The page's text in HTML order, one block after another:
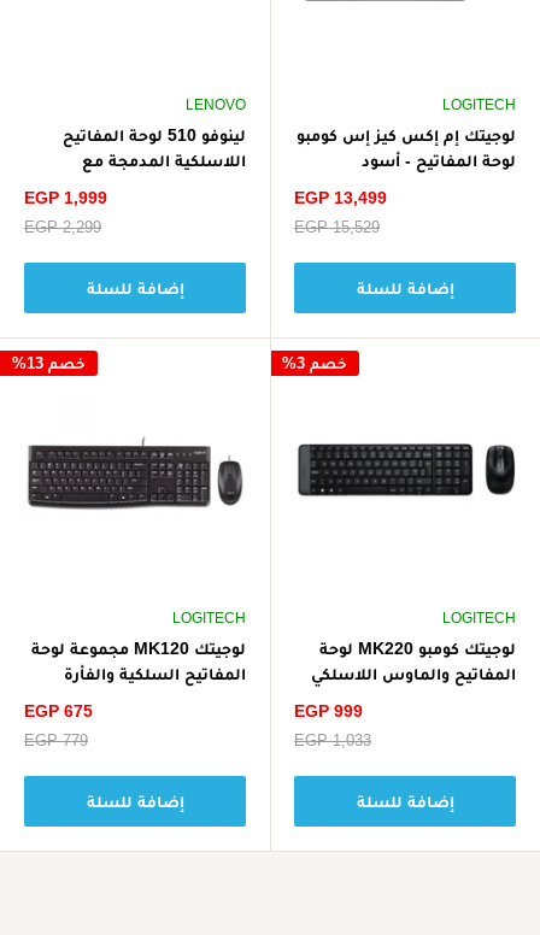
LOGITECH
لوجيتك إم إكس كيز إس كومبو
لوحة المفاتيح - أسود
سعر
EGP 13,499
سعر
EGP 15,529
إضافة للسلة
LENOVO
لينوفو 510 لوحة المفاتيح
اللاسلكية المدمجة مع
سعر
EGP 1,999
سعر
EGP 2,299
إضافة للسلة
خصم 3%
LOGITECH
لوجيتك كومبو MK220 لوحة
المفاتيح والماوس اللاسلكي
سعر
EGP 999
سعر
EGP 1,033
إضافة للسلة
خصم 13%
LOGITECH
لوجيتك MK120 مجموعة لوحة
المفاتيح السلكية والفأرة
سعر
EGP 675
سعر
EGP 779
إضافة للسلة